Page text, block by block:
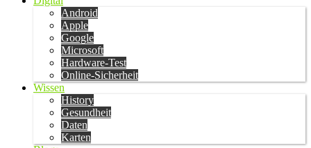
Android
Apple
Google
Microsoft
Hardware-Test
Online-Sicherheit
Wissen
History
Gesundheit
Daten
Karten